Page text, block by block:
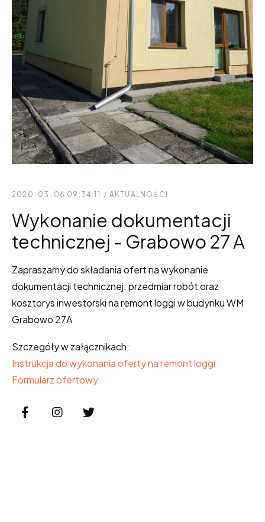
2020-03-06 09:34:11 / AKTUALNOŚCI
Wykonanie dokumentacji
technicznej - Grabowo 27 A
Zapraszamy do składania ofert na wykonanie
dokumentacji technicznej: przedmiar robót oraz
kosztorys inwestorski na remont loggi w budynku WM
Grabowo 27A
Szczegóły w załącznikach:
Instrukcja do wykonania oferty na remont loggi
Formularz ofertowy